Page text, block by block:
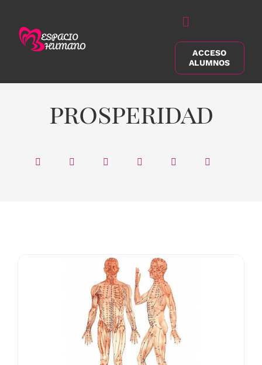
contenido
Alternar
navegación
Buscar:
ACCESO
ALUMNOS
prosperidad